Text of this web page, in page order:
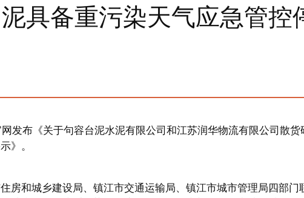
具备重污染天气应急管控
发布《关于句容台泥水泥有限公司和江苏润华物流有限公司散货
》。
房和城乡建设局、镇江市交通运输局、镇江市城市管理局四部门